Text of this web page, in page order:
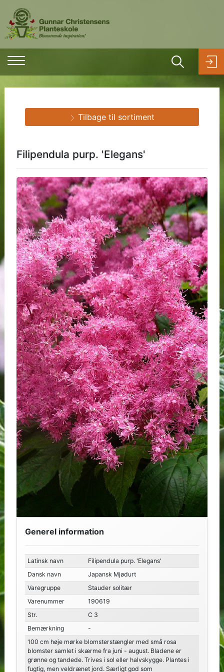
Filipendula purp. 'Elegans'
Generel information
Latinsk navn
Filipendula purp. 'Elegans'
Dansk navn
Japansk Mjødurt
Varegruppe
Stauder solitær
Varenummer
190619
Str.
C 3
Bemærkning
-
100 cm høje mørke blomsterstængler med små rosa
blomster samlet i skærme fra juni - august. Bladene er
grønne og tandede. Trives i sol eller halvskygge. Plantes i
fugtig, men veldrænet jord. Særligt god som
Tilbage til sortiment